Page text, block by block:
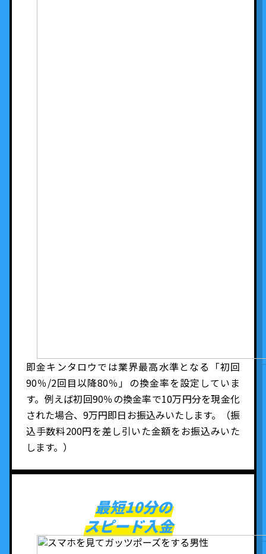
即金キンタロウでは業界最高水準となる「初回
90％/2回目以降80％」の換金率を設定していま
す。例えば初回90％の換金率で10万円分を現金化
された場合、9万円即日お振込みいたします。（振
込手数料200円を差し引いた金額をお振込みいた
します。）
最短10分の
スピード入金